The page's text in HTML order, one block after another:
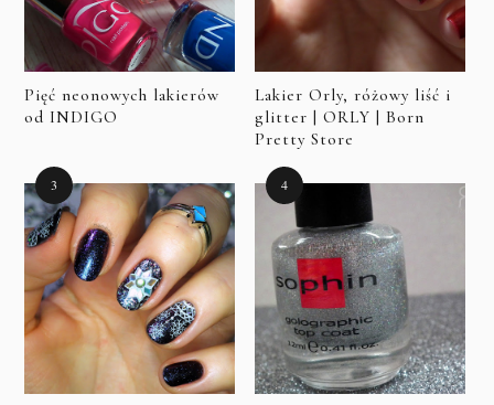
Pięć neonowych lakierów
od INDIGO
Lakier Orly, różowy liść i
glitter | ORLY | Born
Pretty Store